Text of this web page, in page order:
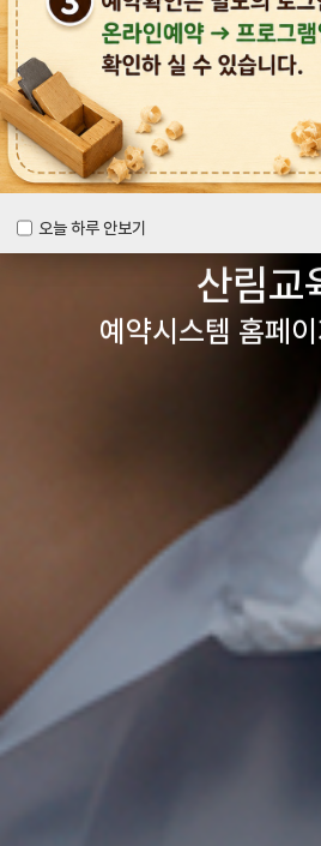
오늘 하루 안보기
오늘 하루 안보기
목공체험부터 숲체
다양한 경험을
양주
목재문화체
산림교
예약시스템 홈페